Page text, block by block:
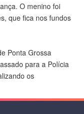
O menino foi
que fica nos fundos
Ponta Grossa
para a Polícia
os